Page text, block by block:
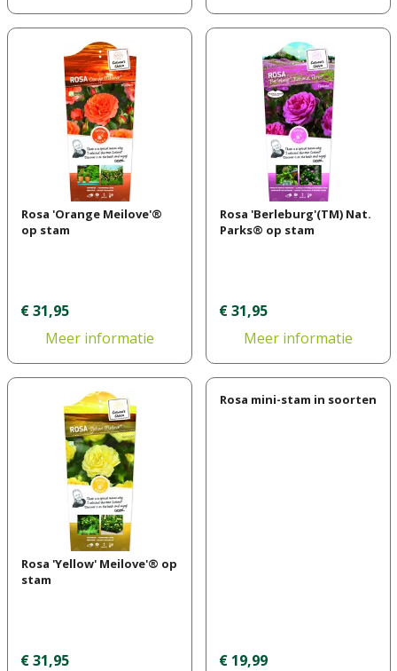
Rosa 'Orange Meilove'®
op stam
€ 31,95
Meer informatie
Rosa 'Berleburg'(TM) Nat.
Parks® op stam
€ 31,95
Meer informatie
Rosa 'Yellow' Meilove'® op
stam
€ 31,95
Rosa mini-stam in soorten
€ 19,99